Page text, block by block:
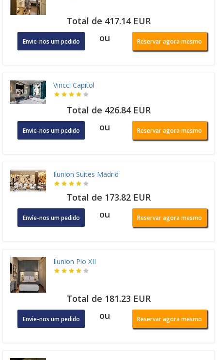
Total de 417.14 EUR
Envie-nos um pedido ou Reservar agora mesmo
Vincci Capitol
Total de 426.84 EUR
Envie-nos um pedido ou Reservar agora mesmo
Ilunion Suites Madrid
Total de 173.82 EUR
Envie-nos um pedido ou Reservar agora mesmo
Ilunion Pio XII
Total de 181.23 EUR
Envie-nos um pedido ou Reservar agora mesmo